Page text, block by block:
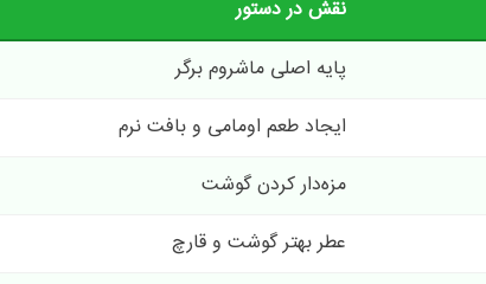
نقش در دستور
پایه اصلی ماشروم برگر
ایجاد طعم اومامی و بافت نرم
مزه‌دار کردن گوشت
عطر بهتر گوشت و قارچ